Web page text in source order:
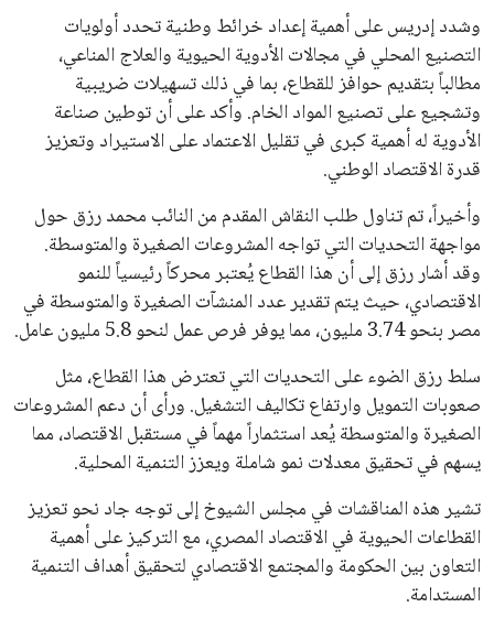
وشدد إدريس على أهمية إعداد خرائط وطنية تحدد أولويات
التصنيع المحلي في مجالات الأدوية الحيوية والعلاج المناعي،
مطالباً بتقديم حوافز للقطاع، بما في ذلك تسهيلات ضريبية
وتشجيع على تصنيع المواد الخام. وأكد على أن توطين صناعة
الأدوية له أهمية كبرى في تقليل الاعتماد على الاستيراد وتعزيز
قدرة الاقتصاد الوطني.
وأخيراً، تم تناول طلب النقاش المقدم من النائب محمد رزق حول
مواجهة التحديات التي تواجه المشروعات الصغيرة والمتوسطة.
وقد أشار رزق إلى أن هذا القطاع يُعتبر محركاً رئيسياً للنمو
الاقتصادي، حيث يتم تقدير عدد المنشآت الصغيرة والمتوسطة في
مصر بنحو 3.74 مليون، مما يوفر فرص عمل لنحو 5.8 مليون عامل.
سلط رزق الضوء على التحديات التي تعترض هذا القطاع، مثل
صعوبات التمويل وارتفاع تكاليف التشغيل. ورأى أن دعم المشروعات
الصغيرة والمتوسطة يُعد استثماراً مهماً في مستقبل الاقتصاد، مما
يسهم في تحقيق معدلات نمو شاملة ويعزز التنمية المحلية.
تشير هذه المناقشات في مجلس الشيوخ إلى توجه جاد نحو تعزيز
القطاعات الحيوية في الاقتصاد المصري، مع التركيز على أهمية
التعاون بين الحكومة والمجتمع الاقتصادي لتحقيق أهداف التنمية
المستدامة.